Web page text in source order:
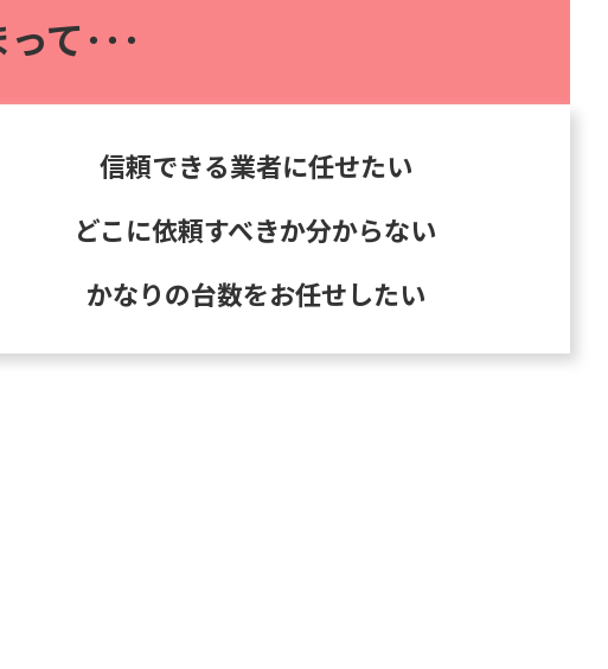
て･･･
信頼できる業者に任せたい
どこに依頼すべきか分からない
かなりの台数をお任せしたい